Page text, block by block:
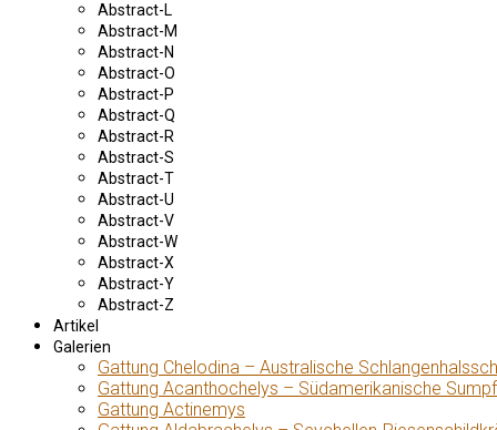
Abstract-L
Abstract-M
Abstract-N
Abstract-O
Abstract-P
Abstract-Q
Abstract-R
Abstract-S
Abstract-T
Abstract-U
Abstract-V
Abstract-W
Abstract-X
Abstract-Y
Abstract-Z
Artikel
Galerien
Gattung Chelodina – Australische
Gattung Acanthochelys – Südamerikanische
Gattung Actinemys